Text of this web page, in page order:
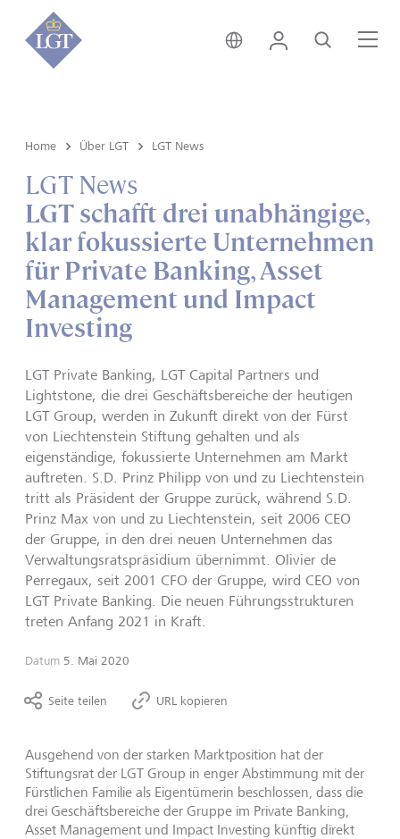
Schweiz • Deutsch
Login Suche
Home Über LGT LGT News
LGT News
LGT schafft drei unabhängige,
klar fokussierte Unternehmen
für Private Banking, Asset
Management und Impact
Investing
LGT Private Banking, LGT Capital Partners und
Lightstone, die drei Geschäftsbereiche der heutigen
LGT Group, werden in Zukunft direkt von der Fürst
von Liechtenstein Stiftung gehalten und als
eigenständige, fokussierte Unternehmen am Markt
auftreten. S.D. Prinz Philipp von und zu Liechtenstein
tritt als Präsident der Gruppe zurück, während S.D.
Prinz Max von und zu Liechtenstein, seit 2006 CEO
der Gruppe, in den drei neuen Unternehmen das
Verwaltungsratspräsidium übernimmt. Olivier de
Perregaux, seit 2001 CFO der Gruppe, wird CEO von
LGT Private Banking. Die neuen Führungsstrukturen
treten Anfang 2021 in Kraft.
Datum 5. Mai 2020
Seite teilen URL kopieren
Ausgehend von der starken Marktposition hat der
Stiftungsrat der LGT Group in enger Abstimmung mit der
Fürstlichen Familie als Eigentümerin beschlossen, dass die
drei Geschäftsbereiche der Gruppe im Private Banking,
Asset Management und Impact Investing künftig direkt